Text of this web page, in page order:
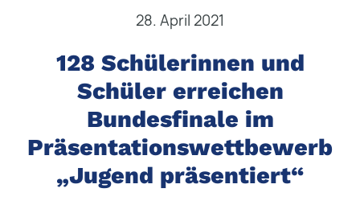
28. April 2021
128 Schülerinnen und
Schüler erreichen
Bundesfinale im
Präsentationswettbewerb
„Jugend präsentiert“